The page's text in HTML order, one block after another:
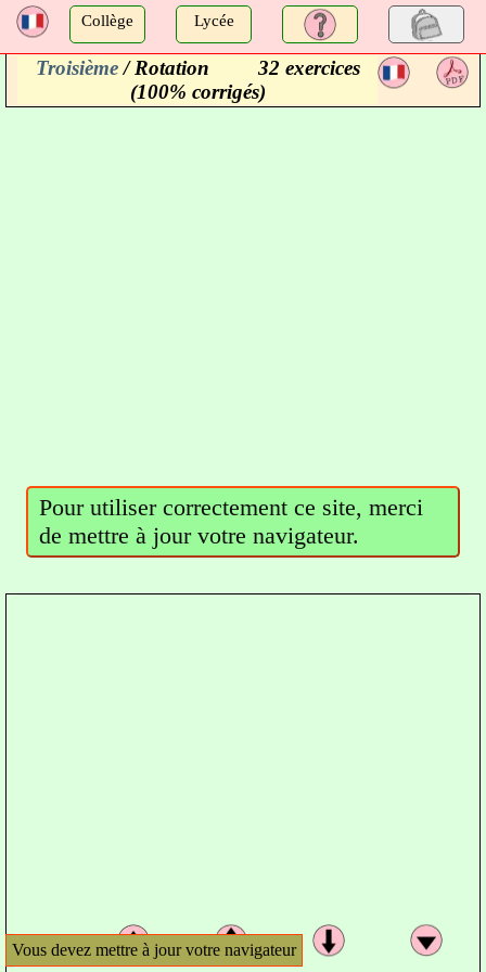
Pour utiliser correctement ce site, merci
de mettre à jour votre navigateur.
a Collège Lycée
Troisième/ Rotation
32 exercices
(100% corrigés)
a
Vous devez mettre à jour votre navigateur